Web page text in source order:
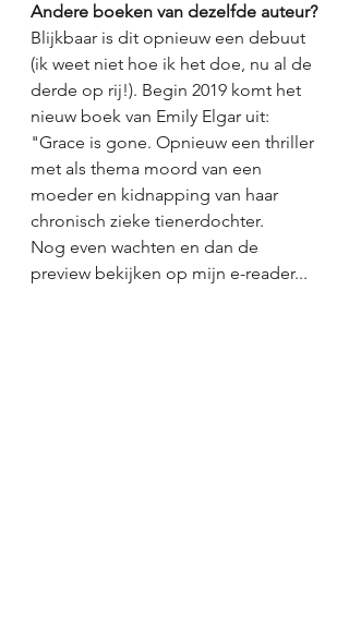
Andere boeken van dezelfde auteur?
Blijkbaar is dit opnieuw een debuut
(ik weet niet hoe ik het doe, nu al de
derde op rij!). Begin 2019 komt het
nieuw boek van Emily Elgar uit:
"Grace is gone. Opnieuw een thriller
met als thema moord van een
moeder en kidnapping van haar
chronisch zieke tienerdochter.
Nog even wachten en dan de
preview bekijken op mijn e-reader...